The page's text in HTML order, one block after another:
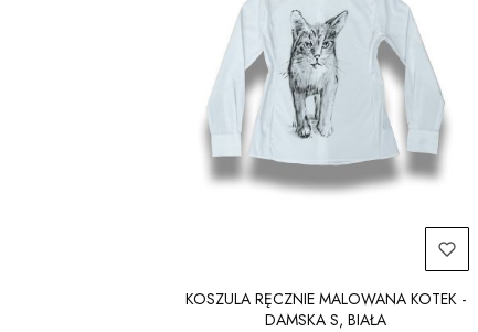
KOSZULA RĘCZNIE MALOWANA KOTEK -
DAMSKA S, BIAŁA